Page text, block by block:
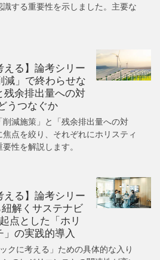
する重要性を示しました。主要な
える】論考シリー
減」で終わらせな
余排出量への対
うつなぐか
減施策」と「残余排出量への対
点を絞り、それぞれにホリスティ
性を解説します。
える】論考シリー
解くサステナビ
点とした「ホリ
の実践的導入
クに考える」ための具体的な入り